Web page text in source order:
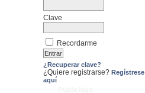
Clave
Recordarme
¿Recuperar clave?
¿Quiere registrarse? Regístrese
aquí